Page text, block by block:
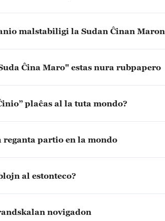
malstabiligi la Sudan Ĉinan Maron
Ĉina Maro" estas nura rubpapero
plaĉas al la tuta mondo?
reganta partio en la mondo
al estonteco?
novigadon